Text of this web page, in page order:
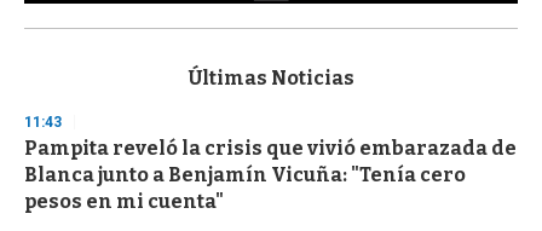
s
d
s
o
f
3
Últimas Noticias
11:43
Pampita reveló la crisis que vivió embarazada de
Blanca junto a Benjamín Vicuña: "Tenía cero
pesos en mi cuenta"